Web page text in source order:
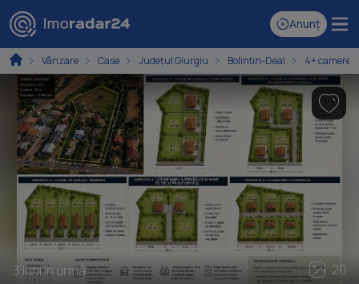
Anunț
Vânzare Case Județul Giurgiu Bolintin-Deal 4+ camere
3 luni în urmă 20